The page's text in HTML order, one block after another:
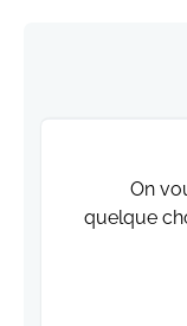
On
quelque